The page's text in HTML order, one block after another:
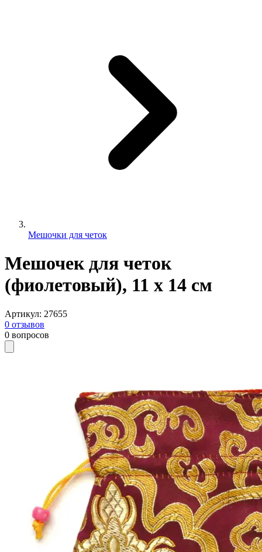
Мешочки для четок
Мешочек для четок
(фиолетовый), 11 х 14 см
Артикул: 27655
0 отзывов
0 вопросов